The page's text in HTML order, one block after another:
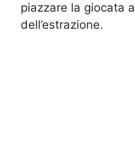
piazzare la giocata
dell’estrazione.